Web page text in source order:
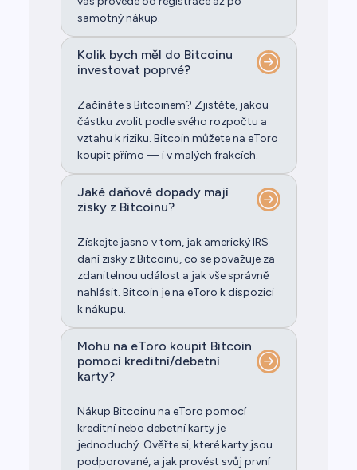
samotný nákup.
Kolik bych měl do Bitcoinu
investovat poprvé?
Začínáte s Bitcoinem? Zjistěte, jakou
částku zvolit podle svého rozpočtu a
vztahu k riziku. Bitcoin můžete na eToro
koupit přímo — i v malých frakcích.
Jaké daňové dopady mají
zisky z Bitcoinu?
Získejte jasno v tom, jak americký IRS
daní zisky z Bitcoinu, co se považuje za
zdanitelnou událost a jak vše správně
nahlásit. Bitcoin je na eToro k dispozici
k nákupu.
Mohu na eToro koupit Bitcoin
pomocí kreditní/debetní
karty?
Nákup Bitcoinu na eToro pomocí
kreditní nebo debetní karty je
jednoduchý. Ověřte si, které karty jsou
podporované, a jak provést svůj první